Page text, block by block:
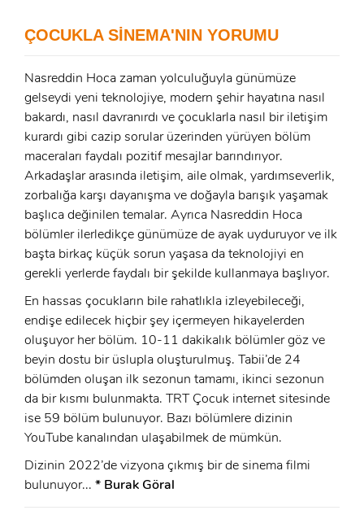
E-Posta:
Şifre:
Beni Hatırla Şifremi Unuttum ?
GIRIŞ
Şifre:
ÜYE OL
GIRIŞ
ÇOCUKLA SİNEMA'NIN YORUMU
Nasreddin Hoca zaman yolculuğuyla günümüze
gelseydi yeni teknolojiye, modern şehir hayatına nasıl
bakardı, nasıl davranırdı ve çocuklarla nasıl bir iletişim
kurardı gibi cazip sorular üzerinden yürüyen bölüm
maceraları faydalı pozitif mesajlar barındırıyor.
Arkadaşlar arasında iletişim, aile olmak, yardımseverlik,
zorbalığa karşı dayanışma ve doğayla barışık yaşamak
başlıca değinilen temalar. Ayrıca Nasreddin Hoca
bölümler ilerledikçe günümüze de ayak uyduruyor ve ilk
başta birkaç küçük sorun yaşasa da teknolojiyi en
gerekli yerlerde faydalı bir şekilde kullanmaya başlıyor.
En hassas çocukların bile rahatlıkla izleyebileceği,
endişe edilecek hiçbir şey içermeyen hikayelerden
oluşuyor her bölüm. 10-11 dakikalık bölümler göz ve
beyin dostu bir üslupla oluşturulmuş. Tabii’de 24
bölümden oluşan ilk sezonun tamamı, ikinci sezonun
da bir kısmı bulunmakta. TRT Çocuk internet sitesinde
ise 59 bölüm bulunuyor. Bazı bölümlere dizinin
YouTube kanalından ulaşabilmek de mümkün.
Dizinin 2022’de vizyona çıkmış bir de sinema filmi
bulunuyor... * Burak Göral